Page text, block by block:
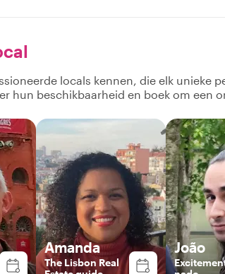
locals kennen, die elk unieke
hun beschikbaarheid en boek om een
Amanda
The Lisbon Real
João